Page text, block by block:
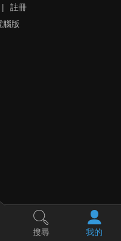
|
註冊
腦版
搜尋 我的